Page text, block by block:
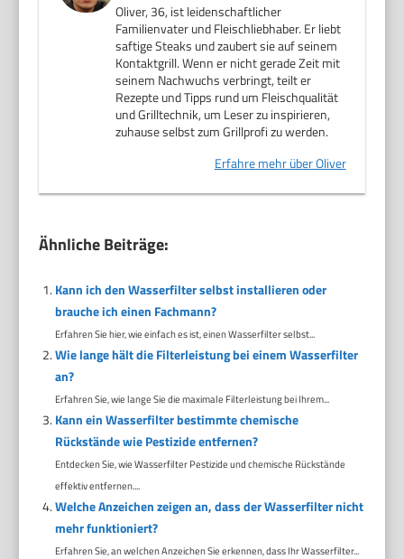
Oliver, 36, ist leidenschaftlicher
Familienvater und Fleischliebhaber. Er liebt
saftige Steaks und zaubert sie auf seinem
Kontaktgrill. Wenn er nicht gerade Zeit mit
seinem Nachwuchs verbringt, teilt er
Rezepte und Tipps rund um Fleischqualität
und Grilltechnik, um Leser zu inspirieren,
zuhause selbst zum Grillprofi zu werden.
Erfahre mehr über Oliver
Ähnliche Beiträge:
Kann ich den Wasserfilter selbst installieren oder
brauche ich einen Fachmann?
Erfahren Sie hier, wie einfach es ist, einen Wasserfilter selbst...
Wie lange hält die Filterleistung bei einem Wasserfilter
an?
Erfahren Sie, wie lange Sie die maximale Filterleistung bei Ihrem...
Kann ein Wasserfilter bestimmte chemische
Rückstände wie Pestizide entfernen?
Entdecken Sie, wie Wasserfilter Pestizide und chemische Rückstände
effektiv entfernen....
Welche Anzeichen zeigen an, dass der Wasserfilter nicht
mehr funktioniert?
Erfahren Sie, an welchen Anzeichen Sie erkennen, dass Ihr Wasserfilter...